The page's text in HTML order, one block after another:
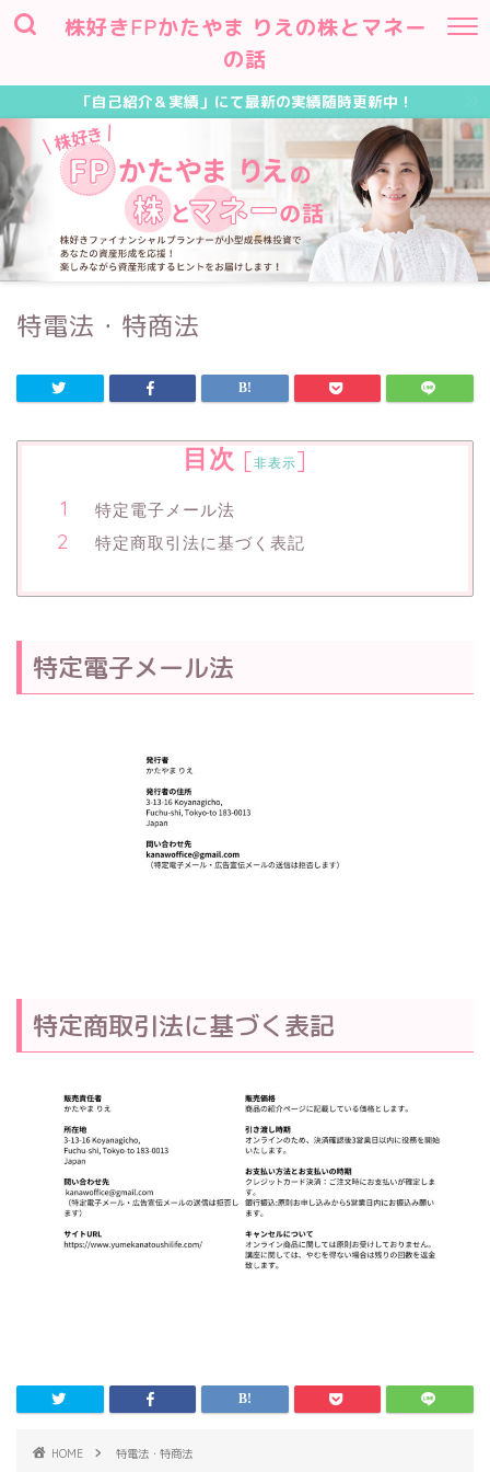
株好きFPかたやま りえの株とマネー
の話
「自己紹介＆実績」にて最新の実績随時更新中！
特電法・特商法
目次 [非表示]
特定電子メール法
特定商取引法に基づく表記
特定電子メール法
特定商取引法に基づく表記
HOME 特電法・特商法